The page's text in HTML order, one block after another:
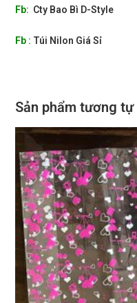
Fb: Cty Bao Bì D-Style
Fb : Túi Nilon Giá Sỉ
Sản phẩm tương tự